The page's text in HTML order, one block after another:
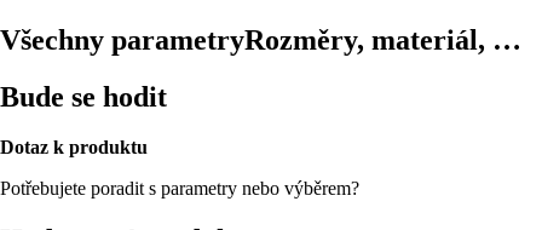
Všechny parametryRozměry, materiál, …
Bude se hodit
Dotaz k produktu
Potřebujete poradit s parametry nebo výběrem?